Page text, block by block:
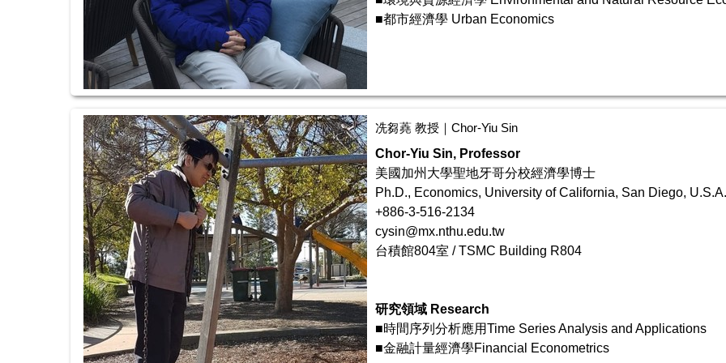
■都市經濟學 Urban Economics
冼芻蕘 教授｜Chor-Yiu Sin
Chor-Yiu Sin, Professor
美國加州大學聖地牙哥分校經濟學博士
Ph.D., Economics, University of California, San Diego, U.S.A.
+886-3-516-2134
cysin@mx.nthu.edu.tw
台積館804室 / TSMC Building R804
研究領域 Research
■時間序列分析應用Time Series Analysis and Applications
■金融計量經濟學Financial Econometrics